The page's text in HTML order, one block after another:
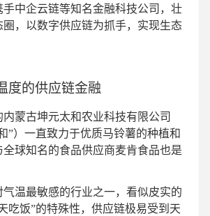
手中企云链等知名金融科技公司，壮
圈，以数字供应链为抓手，实现生态
度的供应链金融
内蒙古坤元太和农业科技有限公司
”）一直致力于优质马铃薯的种植和
球知名的食品供应商麦肯食品也是
温最敏感的行业之一，看似皮实的
吃饭”的特殊性，供应链极易受到天